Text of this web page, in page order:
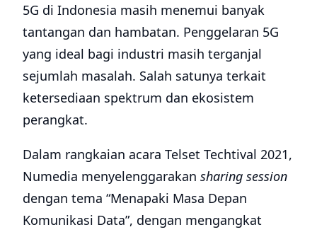
5G di Indonesia masih menemui banyak
tantangan dan hambatan. Penggelaran 5G
yang ideal bagi industri masih terganjal
sejumlah masalah. Salah satunya terkait
ketersediaan spektrum dan ekosistem
perangkat.
Dalam rangkaian acara Telset Techtival 2021,
Numedia menyelenggarakan sharing session
dengan tema “Menapaki Masa Depan
Komunikasi Data”, dengan mengangkat